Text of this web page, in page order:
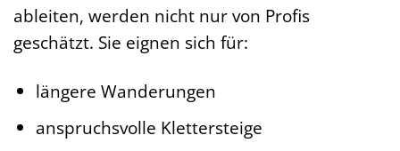
ableiten, werden nicht nur von Profis
geschätzt. Sie eignen sich für:
längere Wanderungen
anspruchsvolle Klettersteige